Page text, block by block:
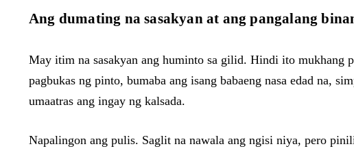
Ang dumating na sasakyan at ang pangalang
May itim na sasakyan ang huminto sa gilid. Hindi ito mukhang
pagbukas ng pinto, bumaba ang isang babaeng nasa edad na,
umaatras ang ingay ng kalsada.
Napalingon ang pulis. Saglit na nawala ang ngisi niya, pero